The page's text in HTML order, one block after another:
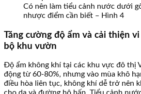
Có nên làm tiểu cảnh nước dưới
nhược điểm cần biết – Hình 4
Tăng cường độ ẩm và cải thiện
bộ khu vườn
Độ ẩm không khí tại các khu vực đô thị
động từ 60-80%, nhưng vào mùa khô
điều hòa liên tục, không khí dễ trở nên